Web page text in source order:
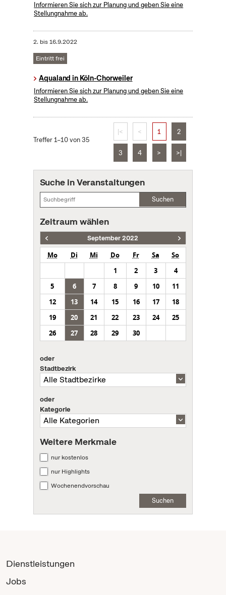
Informieren Sie sich zur Planung und geben Sie eine
Stellungnahme ab.
2. bis16.9.2022
Eintritt frei
Aqualand in Köln-Chorweiler
Informieren Sie sich zur Planung und geben Sie eine
Stellungnahme ab.
Treffer 1–10 von 35
|< < 1 2
3 4 > >|
Suche in Veranstaltungen
Suchen
Zeitraum wählen
September 2022
Mo Di Mi Do Fr Sa
So
1
2 3
4
5
6 7 8 9 10
11
12
13 14 15 16 17
18
19
20 21 22 23 24
25
26
27 28 29 30
oder
Stadtbezirk
oder
Kategorie
Weitere Merkmale
nur kostenlos
nur Highlights
Wochenendvorschau
Suchen
Dienstleistungen
Jobs